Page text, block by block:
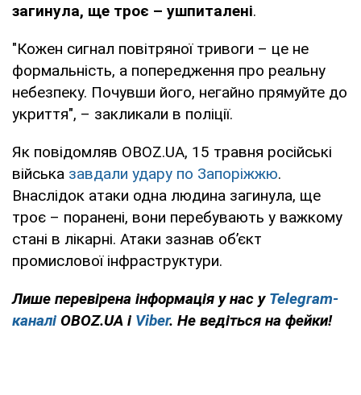
загинула, ще троє – ушпиталені.
"Кожен сигнал повітряної тривоги – це не
формальність, а попередження про реальну
небезпеку. Почувши його, негайно прямуйте до
укриття", – закликали в поліції.
Як повідомляв OBOZ.UA, 15 травня російські
війська завдали удару по Запоріжжю.
Внаслідок атаки одна людина загинула, ще
троє – поранені, вони перебувають у важкому
стані в лікарні. Атаки зазнав об’єкт
промислової інфраструктури.
Лише перевірена інформація у нас у Telegram-
каналі OBOZ.UA і Viber. Не ведіться на фейки!